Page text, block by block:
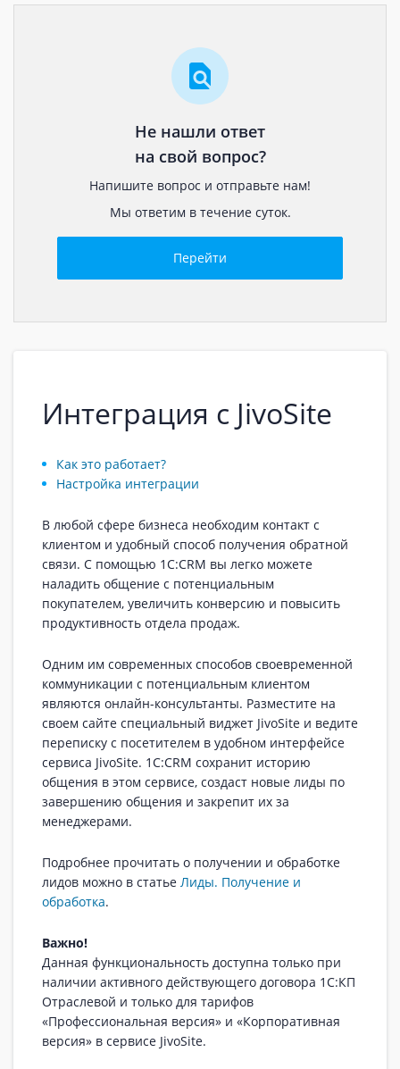
Интеграция с JivoSite
Как это работает?
Настройка интеграции
В любой сфере бизнеса необходим контакт с
клиентом и удобный способ получения обратной
связи. С помощью 1C:CRM вы легко можете
наладить общение с потенциальным
покупателем, увеличить конверсию и повысить
продуктивность отдела продаж.
Одним им современных способов своевременной
коммуникации с потенциальным клиентом
являются онлайн-консультанты. Разместите на
своем сайте специальный виджет JivoSite и ведите
переписку с посетителем в удобном интерфейсе
сервиса JivoSite. 1С:CRM сохранит историю
общения в этом сервисе, создаст новые лиды по
завершению общения и закрепит их за
менеджерами.
Подробнее прочитать о получении и обработке
лидов можно в статье Лиды. Получение и
обработка.
Важно!
Данная функциональность доступна только при
наличии активного действующего договора 1С:КП
Отраслевой и только для тарифов
«Профессиональная версия» и «Корпоративная
версия» в сервисе JivoSite.
Не нашли ответ
на свой вопрос?
Напишите вопрос и отправьте нам!
Мы ответим в течение суток.
Перейти